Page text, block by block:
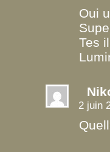
Oui
Tes
2 juin